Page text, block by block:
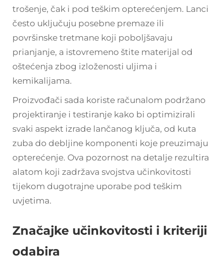
trošenje, čak i pod teškim opterećenjem. Lanci
često uključuju posebne premaze ili
površinske tretmane koji poboljšavaju
prianjanje, a istovremeno štite materijal od
oštećenja zbog izloženosti uljima i
kemikalijama.
Proizvođači sada koriste računalom podržano
projektiranje i testiranje kako bi optimizirali
svaki aspekt izrade lančanog ključa, od kuta
zuba do debljine komponenti koje preuzimaju
opterećenje. Ova pozornost na detalje rezultira
alatom koji zadržava svojstva učinkovitosti
tijekom dugotrajne uporabe pod teškim
uvjetima.
Značajke učinkovitosti i kriteriji
odabira